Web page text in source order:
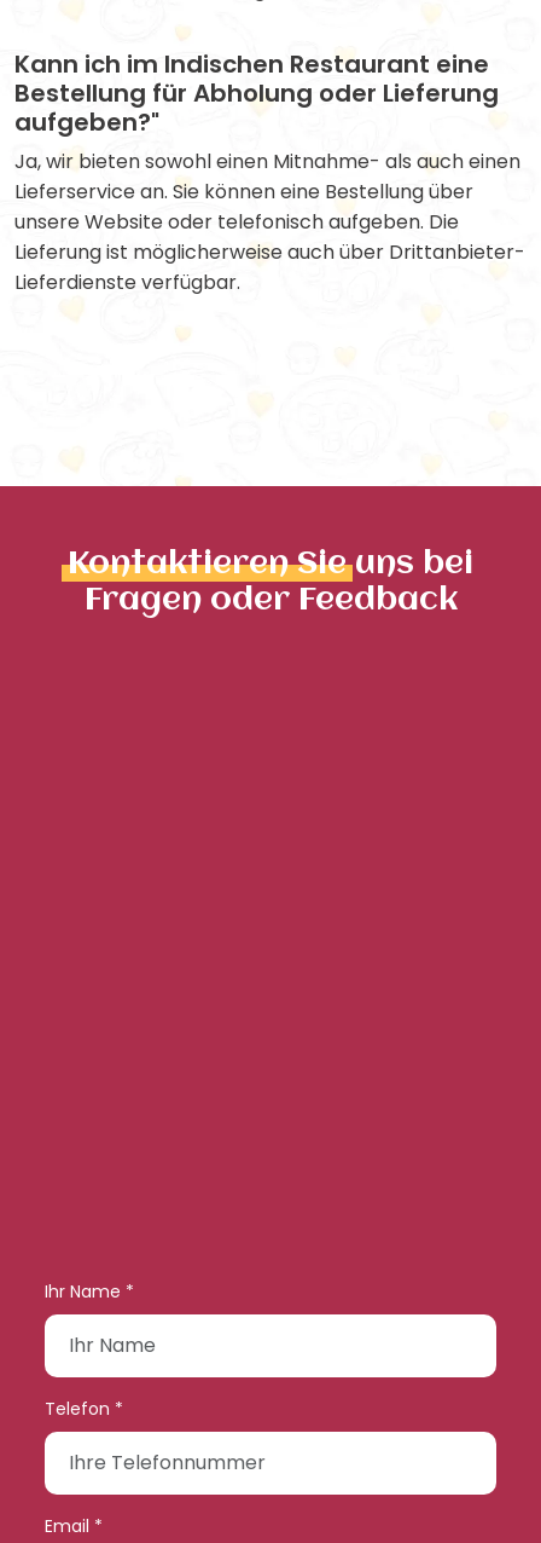
Kann ich im Indischen Restaurant eine
Bestellung für Abholung oder Lieferung
aufgeben?"
Ja, wir bieten sowohl einen Mitnahme- als auch einen
Lieferservice an. Sie können eine Bestellung über
unsere Website oder telefonisch aufgeben. Die
Lieferung ist möglicherweise auch über Drittanbieter-
Lieferdienste verfügbar.
Kontaktieren Sieuns bei
Fragen oder Feedback
Ihr Name *
Telefon *
Email *